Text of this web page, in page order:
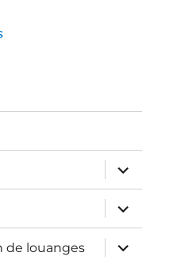
ouvrir
le
sous-
menu
ouvrir
le
sous-
menu
de louanges
ouvrir
le